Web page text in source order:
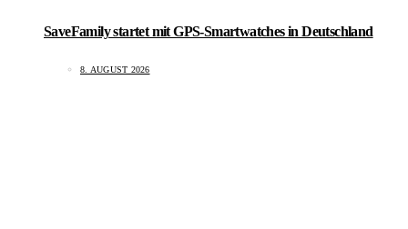
SaveFamily startet mit GPS-Smartwatches in Deutschland
8. AUGUST 2026